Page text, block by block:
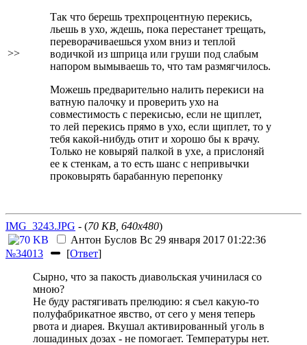
>>
Так что берешь трехпроцентную перекись,
льешь в ухо, ждешь, пока перестанет трещать,
переворачиваешься ухом вниз и теплой
водичкой из шприца или груши под слабым
напором вымываешь то, что там размягчилось.
Можешь предварительно налить перекиси на
ватную палочку и проверить ухо на
совместимость с перекисью, если не щиплет,
то лей перекись прямо в ухо, если щиплет, то у
тебя какой-нибудь отит и хорошо бы к врачу.
Только не ковыряй палкой в ухе, а прислоняй
ее к стенкам, а то есть шанс с непривычки
проковырять барабанную перепонку
IMG_3243.JPG - (70 KB, 640x480)
Антон Буслов Вс 29 января 2017 01:22:36
№34013
[Ответ]
Сырно, что за пакость диавольская учинилася со
мною?
Не буду растягивать прелюдию: я съел какую-то
полуфабрикатное явство, от сего у меня теперь
рвота и диарея. Вкушал активированный уголь в
лошадиных дозах - не помогает. Температуры нет.